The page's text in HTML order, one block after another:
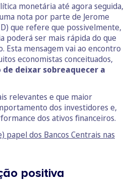
monetária até agora seguida,
nota por parte de Jerome
que refere que possivelmente,
poderá ser mais rápida do que
Esta mensagem vai ao encontro
economistas conceituados,
de deixar sobreaquecer a
relevantes e que maior
dos investidores e,
dos ativos financeiros.
papel dos Bancos Centrais nas
positiva